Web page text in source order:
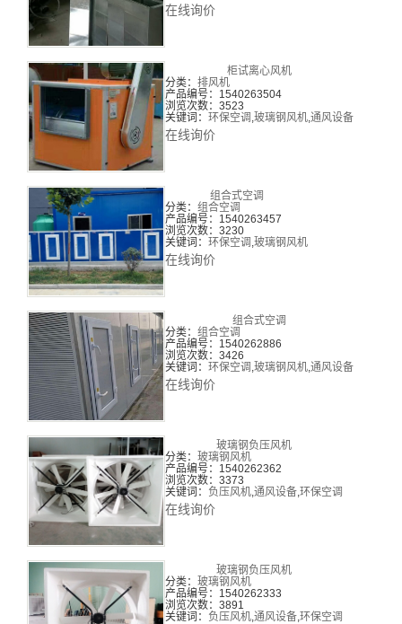
在线询价
柜试离心风机
分类： 排风机
产品编号：1540263504
浏览次数：3523
关键词： 环保空调 ,玻璃钢风机,通风设备
在线询价
组合式空调
分类： 组合空调
产品编号：1540263457
浏览次数：3230
关键词： 环保空调 ,玻璃钢风机
在线询价
组合式空调
分类： 组合空调
产品编号：1540262886
浏览次数：3426
关键词： 环保空调 ,玻璃钢风机,通风设备
在线询价
玻璃钢负压风机
分类： 玻璃钢风机
产品编号：1540262362
浏览次数：3373
关键词： 负压风机,通风设备,环保空调
在线询价
玻璃钢负压风机
分类： 玻璃钢风机
产品编号：1540262333
浏览次数：3891
关键词： 负压风机,通风设备,环保空调